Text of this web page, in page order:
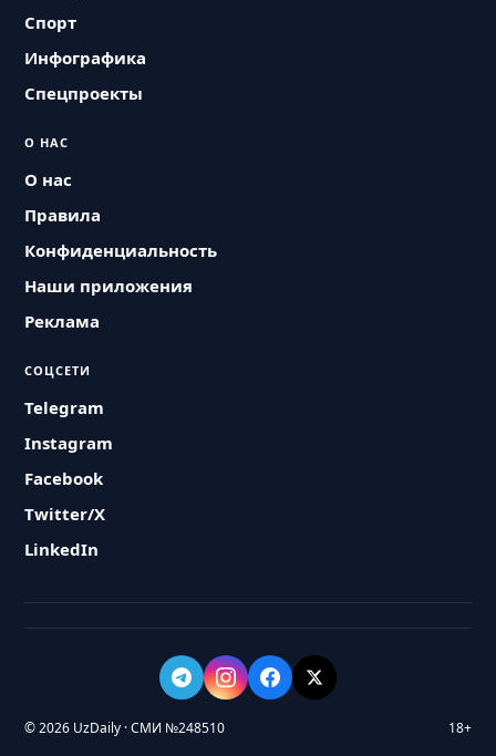
Спорт
Инфографика
Спецпроекты
О НАС
О нас
Правила
Конфиденциальность
Наши приложения
Реклама
СОЦСЕТИ
Telegram
Instagram
Facebook
Twitter/X
LinkedIn
© 2026 UzDaily · СМИ №248510 18+